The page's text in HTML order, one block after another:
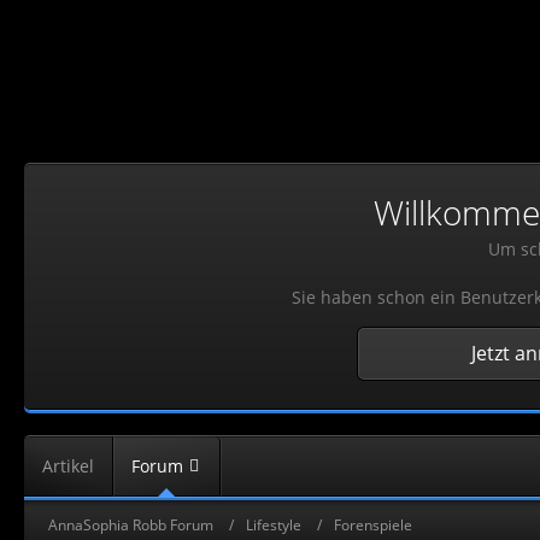
Um
Sie haben schon ein
Jetzt
Artikel Forum
AnnaSophia Robb Forum Lifestyle Forenspiele